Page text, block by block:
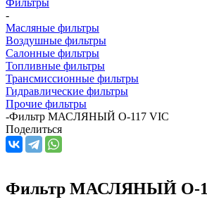
-
Масляные фильтры
Воздушные фильтры
Салонные фильтры
Топливные фильтры
Трансмиссионные фильтры
Гидравлические фильтры
Прочие фильтры
-Фильтр МАСЛЯНЫЙ O-117 VIC
Поделиться
Фильтр МАСЛЯНЫЙ O-